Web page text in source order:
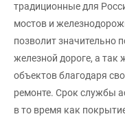
традиционные для
мостов и
позволит значительно
железной дороге, а так
объектов благодаря
ремонте. Срок службы
в то время как